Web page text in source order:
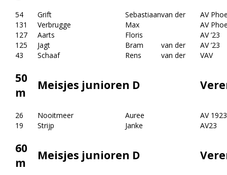
54 Grift Sebastiaanvan der
AV
131
Verbrugge Max
AV
127
Aarts Floris
AV ’23
125
Jagt Bram van der
AV ’23
43
Schaaf Rens van der VAV
50
m
Meisjes junioren D
26 Nooitmeer Auree
AV 1923
19
Strijp Janke AV23
60
m
Meisjes junioren D